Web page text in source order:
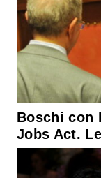
Boschi con
Jobs Act.